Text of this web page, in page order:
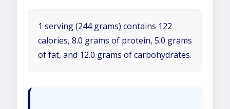
1 serving (244 grams) contains 122
calories, 8.0 grams of protein, 5.0 grams
of fat, and 12.0 grams of carbohydrates.